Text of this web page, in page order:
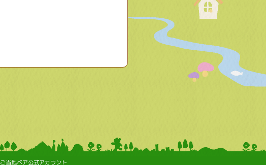
ご当地ベア公式アカウント